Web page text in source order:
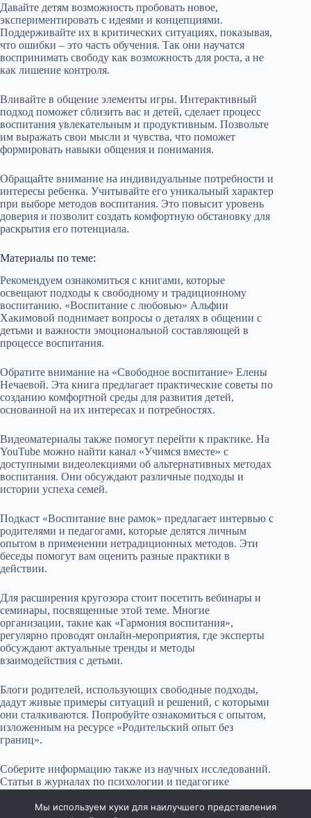
Давайте детям возможность пробовать новое,
экспериментировать с идеями и концепциями.
Поддерживайте их в критических ситуациях, показывая,
что ошибки – это часть обучения. Так они научатся
воспринимать свободу как возможность для роста, а не
как лишение контроля.
Вливайте в общение элементы игры. Интерактивный
подход поможет сблизить вас и детей, сделает процесс
воспитания увлекательным и продуктивным. Позвольте
им выражать свои мысли и чувства, что поможет
формировать навыки общения и понимания.
Обращайте внимание на индивидуальные потребности и
интересы ребенка. Учитывайте его уникальный характер
при выборе методов воспитания. Это повысит уровень
доверия и позволит создать комфортную обстановку для
раскрытия его потенциала.
Материалы по теме:
Рекомендуем ознакомиться с книгами, которые
освещают подходы к свободному и традиционному
воспитанию. «Воспитание с любовью» Альфии
Хакимовой поднимает вопросы о деталях в общении с
детьми и важности эмоциональной составляющей в
процессе воспитания.
Обратите внимание на «Свободное воспитание» Елены
Нечаевой. Эта книга предлагает практические советы по
созданию комфортной среды для развития детей,
основанной на их интересах и потребностях.
Видеоматериалы также помогут перейти к практике. На
YouTube можно найти канал «Учимся вместе» с
доступными видеолекциями об альтернативных методах
воспитания. Они обсуждают различные подходы и
истории успеха семей.
Подкаст «Воспитание вне рамок» предлагает интервью с
родителями и педагогами, которые делятся личным
опытом в применении нетрадиционных методов. Эти
беседы помогут вам оценить разные практики в
действии.
Для расширения кругозора стоит посетить вебинары и
семинары, посвященные этой теме. Многие
организации, такие как «Гармония воспитания»,
регулярно проводят онлайн-мероприятия, где эксперты
обсуждают актуальные тренды и методы
взаимодействия с детьми.
Блоги родителей, использующих свободные подходы,
дадут живые примеры ситуаций и решений, с которыми
они сталкиваются. Попробуйте ознакомиться с опытом,
изложенным на ресурсе «Родительский опыт без
границ».
Соберите информацию также из научных исследований.
Статьи в журналах по психологии и педагогике
основы разных подходов.
Мы используем куки для наилучшего представления